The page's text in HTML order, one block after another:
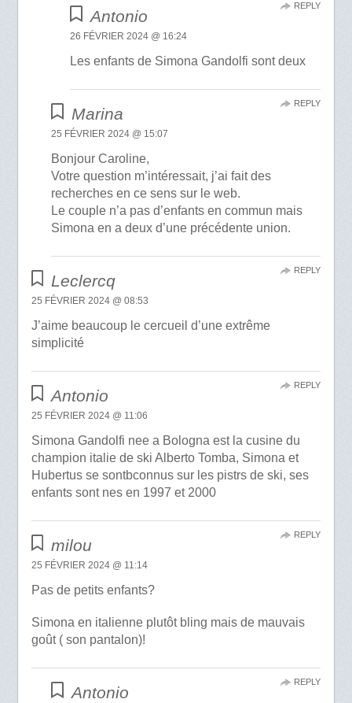
Antonio
26 FÉVRIER 2024 @ 16:24
Les enfants de Simona Gandolfi sont deux
REPLY
Marina
25 FÉVRIER 2024 @ 15:07
Bonjour Caroline,
Votre question m’intéressait, j’ai fait des
recherches en ce sens sur le web.
Le couple n’a pas d’enfants en commun mais
Simona en a deux d’une précédente union.
REPLY
Leclercq
25 FÉVRIER 2024 @ 08:53
J’aime beaucoup le cercueil d’une extrême
simplicité
REPLY
Antonio
25 FÉVRIER 2024 @ 11:06
Simona Gandolfi nee a Bologna est la cusine du
champion italie de ski Alberto Tomba, Simona et
Hubertus se sontbconnus sur les pistrs de ski, ses
enfants sont nes en 1997 et 2000
REPLY
milou
25 FÉVRIER 2024 @ 11:14
Pas de petits enfants?
Simona en italienne plutôt bling mais de mauvais
goût ( son pantalon)!
REPLY
Antonio
REPLY